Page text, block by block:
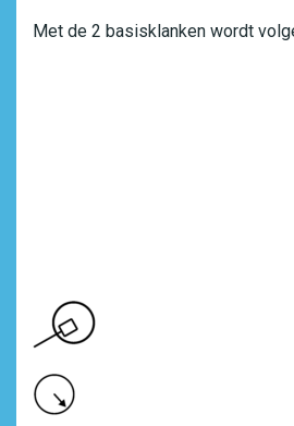
Met de 2 basisklanken wordt